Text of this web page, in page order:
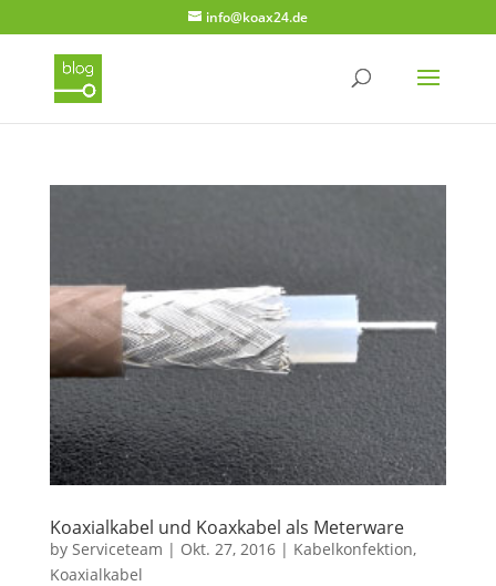
info@koax24.de
Koaxialkabel und Koaxkabel als Meterware
by Serviceteam | Okt. 27, 2016| Kabelkonfektion,
Koaxialkabel